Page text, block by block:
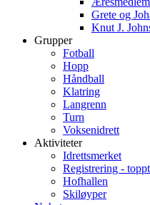
Grete og
Knut J.
Grupper
Fotball
Hopp
Håndball
Klatring
Langrenn
Turn
Voksenidrett
Aktiviteter
Idrettsmerket
Registrering -
Hofhallen
Skiløyper